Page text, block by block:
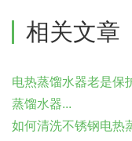
相关文章
电热蒸馏水器老是保
蒸馏水器...
如何清洗不锈钢电热